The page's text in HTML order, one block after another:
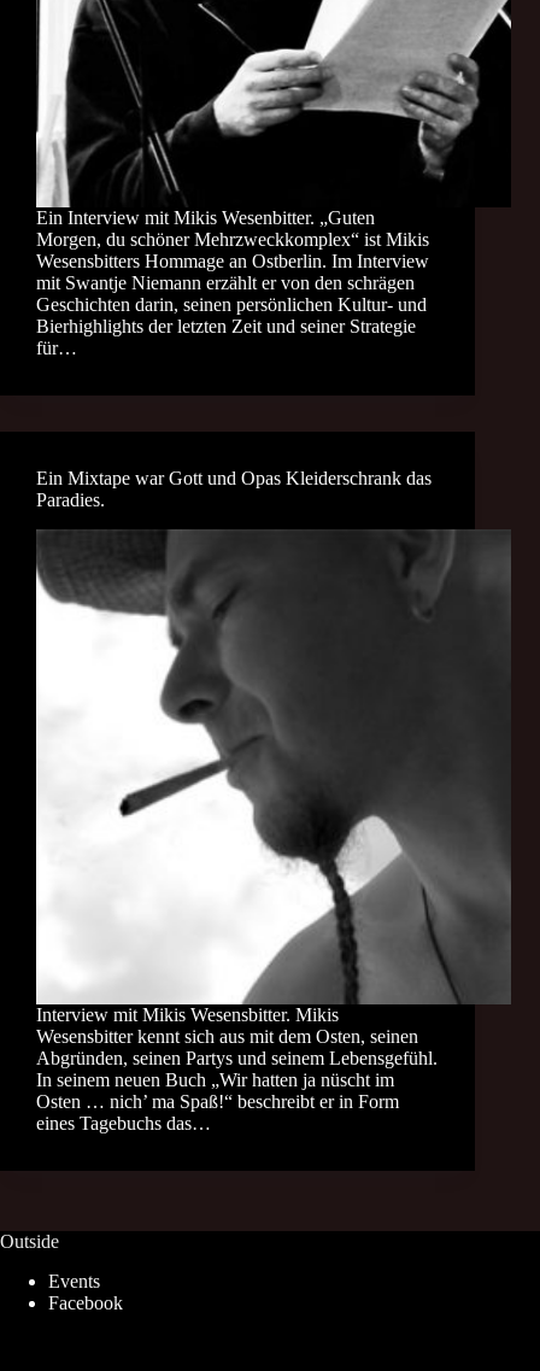
Ein Interview mit Mikis Wesenbitter. „Guten
Morgen, du schöner Mehrzweckkomplex“ ist Mikis
Wesensbitters Hommage an Ostberlin. Im Interview
mit Swantje Niemann erzählt er von den schrägen
Geschichten darin, seinen persönlichen Kultur- und
Bierhighlights der letzten Zeit und seiner Strategie
für…
Ein Mixtape war Gott und Opas Kleiderschrank das
Paradies.
Interview mit Mikis Wesensbitter. Mikis
Wesensbitter kennt sich aus mit dem Osten, seinen
Abgründen, seinen Partys und seinem Lebensgefühl.
In seinem neuen Buch „Wir hatten ja nüscht im
Osten … nich’ ma Spaß!“ beschreibt er in Form
eines Tagebuchs das…
Outside
Events
Facebook